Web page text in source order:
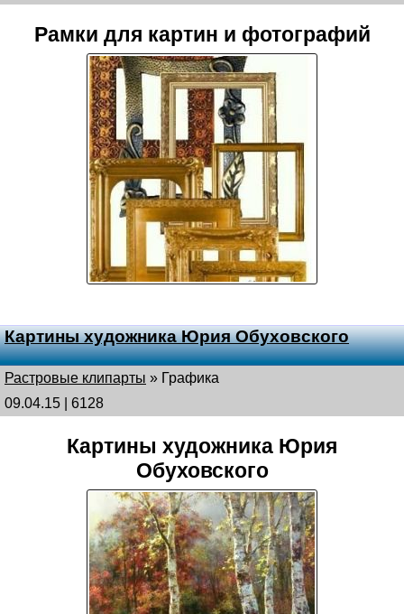
Рамки для картин и фотографий
Картины художника Юрия Обуховского
Растровые клипарты » Графика
09.04.15 | 6128
Картины художника Юрия
Обуховского